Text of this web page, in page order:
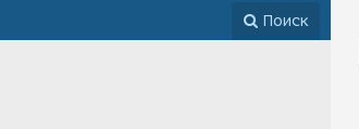
Поиск